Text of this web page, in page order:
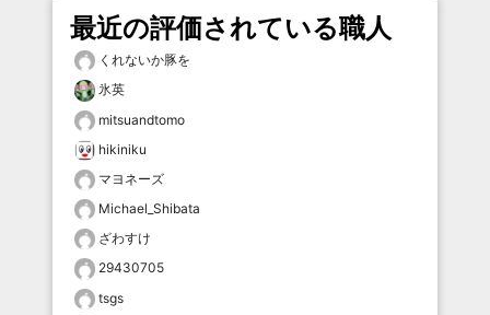
最近の評価されている職人
くれないか豚を
氷英
mitsuandtomo
hikiniku
マヨネーズ
Michael_Shibata
ざわすけ
29430705
tsgs